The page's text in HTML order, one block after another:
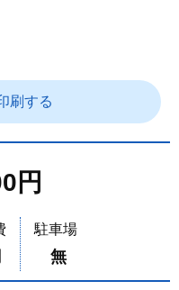
刷する
円
駐車場
無